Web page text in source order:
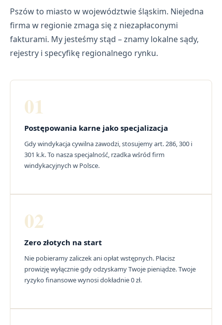
Pszów to miasto w województwie śląskim. Niejedna
firma w regionie zmaga się z niezapłaconymi
fakturami. My jesteśmy stąd – znamy lokalne sądy,
rejestry i specyfikę regionalnego rynku.
01
Postępowania karne jako specjalizacja
Gdy windykacja cywilna zawodzi, stosujemy art. 286, 300 i
301 k.k. To nasza specjalność, rzadka wśród firm
windykacyjnych w Polsce.
02
Zero złotych na start
Nie pobieramy zaliczek ani opłat wstępnych. Płacisz
prowizję wyłącznie gdy odzyskamy Twoje pieniądze. Twoje
ryzyko finansowe wynosi dokładnie 0 zł.